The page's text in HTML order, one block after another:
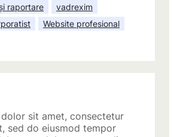
raportare
vadrexim
Website profesional
sit amet, consectetur
sed do eiusmod tempor